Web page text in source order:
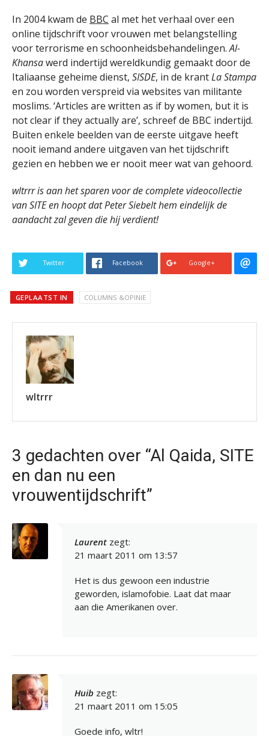
In 2004 kwam de BBC al met het verhaal over een
online tijdschrift voor vrouwen met belangstelling
voor terrorisme en schoonheidsbehandelingen.Al-
Khansawerd indertijd wereldkundig gemaakt door de
Italiaanse geheime dienst, SISDE, in de krantLa Stampa
en zou worden verspreid via websites van militante
moslims. ‘Articles are written as if by women, but it is
not clear if they actually are’, schreef de BBC indertijd.
Buiten enkele beelden van de eerste uitgave heeft
nooit iemand andere uitgaven van het tijdschrift
gezien en hebben we er nooit meer wat van gehoord.
wltrrr is aan het sparen voor de complete videocollectie
van SITE en hoopt dat Peter Siebelt hem eindelijk de
aandacht zal geven die hij verdient!
Twitter Facebook Google+
GEPLAATST IN COLUMNS &OPINIE
wltrrr
3 gedachten over “Al Qaida, SITE
en dan nu een
vrouwentijdschrift”
Laurent zegt:
21 maart 2011 om 13:57
Het is dus gewoon een industrie
geworden, islamofobie. Laat dat maar
aan die Amerikanen over.
Huib zegt:
21 maart 2011 om 15:05
Goede info, wltr!